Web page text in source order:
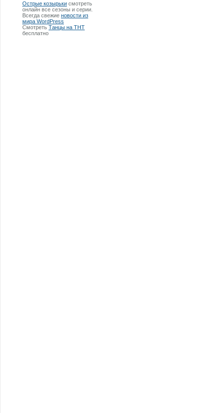
Острые козырьки смотреть
онлайн все сезоны и серии.
Всегда свежие новости из
мира WordPress
Смотреть Танцы на ТНТ
бесплатно